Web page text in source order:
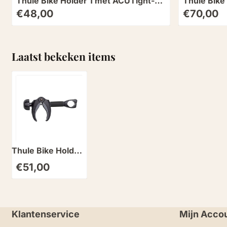
knop
Prijs: 48,00
€48,00
knop
Prijs: 70,00
€70,00
Laatst bekeken items
Thule Bike Holder
knop zwart
€51,00
Klantenservice Mijn